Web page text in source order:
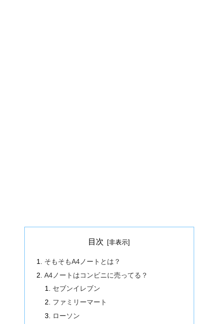
目次
そもそもA4ノートとは？
A4ノートはコンビニに売ってる？
セブンイレブン
ファミリーマート
ローソン